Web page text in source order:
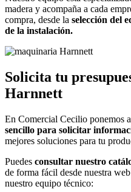
madera y acompaña a cada
compra, desde la selección del
de la instalación.
Solicita tu
Harnnett
En Comercial Cecilio ponemos
sencillo para solicitar
mejores soluciones para tu
Puedes consultar nuestro
de forma fácil desde nuestra
nuestro equipo técnico: